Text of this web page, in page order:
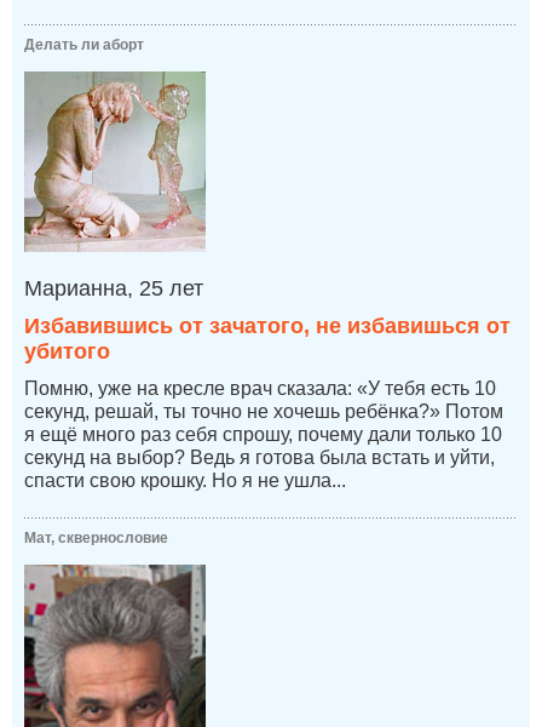
Делать ли аборт
Марианна, 25 лет
Избавившись от зачатого, не избавишься от
убитого
Помню, уже на кресле врач сказала: «У тебя есть 10
секунд, решай, ты точно не хочешь ребёнка?» Потом
я ещё много раз себя спрошу, почему дали только 10
секунд на выбор? Ведь я готова была встать и уйти,
спасти свою крошку. Но я не ушла...
Мат, сквернословие